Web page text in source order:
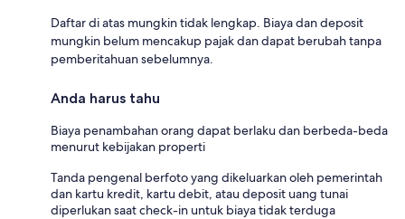
Daftar di atas mungkin tidak lengkap. Biaya dan deposit
mungkin belum mencakup pajak dan dapat berubah tanpa
pemberitahuan sebelumnya.
Anda harus tahu
Biaya penambahan orang dapat berlaku dan berbeda-beda
menurut kebijakan properti
Tanda pengenal berfoto yang dikeluarkan oleh pemerintah
dan kartu kredit, kartu debit, atau deposit uang tunai
diperlukan saat check-in untuk biaya tidak terduga